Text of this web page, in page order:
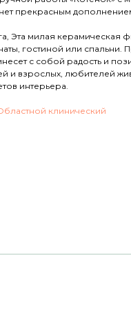
прекрасным
Эта милая керамическая
гостиной или спальни.
с собой радость и
и взрослых, любителей
интерьера.
клинический